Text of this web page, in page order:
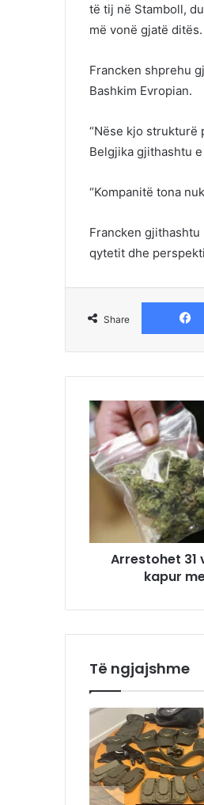
të tij në Stamboll,
më vonë gjatë ditës.
Francken shprehu
Bashkim Evropian.
“Nëse kjo
Belgjika gjithashtu
“Kompanitë tona
Francken
qytetit dhe
Share
Arrestohet 31
kapur
Të ngjajshme